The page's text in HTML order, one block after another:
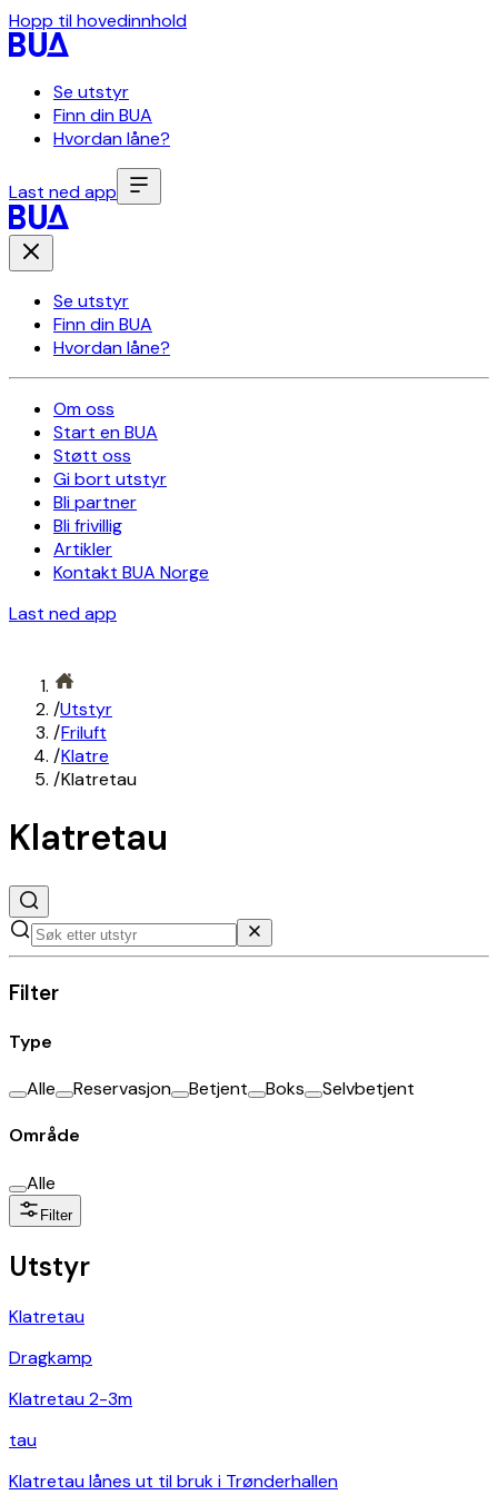
Hopp til hovedinnhold
Se utstyr
Finn din BUA
Hvordan låne?
Last ned app
Se utstyr
Finn din BUA
Hvordan låne?
Om oss
Start en BUA
Støtt oss
Gi bort utstyr
Bli partner
Bli frivillig
Artikler
Kontakt BUA Norge
Last ned app
/Utstyr
/Friluft
/Klatre
/Klatretau
Klatretau
Filter
Type
Alle Reservasjon Betjent Boks Selvbetjent
Område
Alle
Filter
Utstyr
Klatretau
Dragkamp
Klatretau 2-3m
tau
Klatretau lånes ut til bruk i Trønderhallen